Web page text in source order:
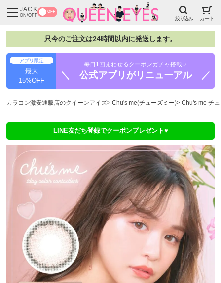
JACK
ON/OFF
OFF
絞り込み カート
只今のご注文は24時間以内に発送します。
アプリ限定
最大
15%OFF
毎日1回まわせるクーポンガチャ搭載✨
＼ 公式アプリがリニューアル ／
カラコン激安通販店のクイーンアイズ Chu's me(チューズミー) Chu's me チ
LINE友だち登録でクーポンプレゼント♥